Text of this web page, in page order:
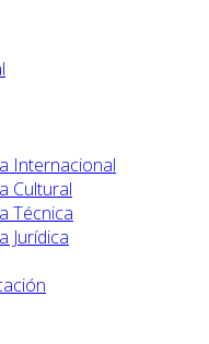
Internacional
Cultural
Técnica
Jurídica